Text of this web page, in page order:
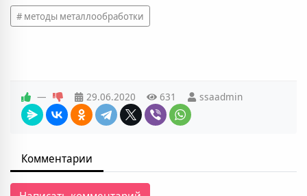
методы металлообработки
— 29.06.2020 631 ssaadmin
Комментарии